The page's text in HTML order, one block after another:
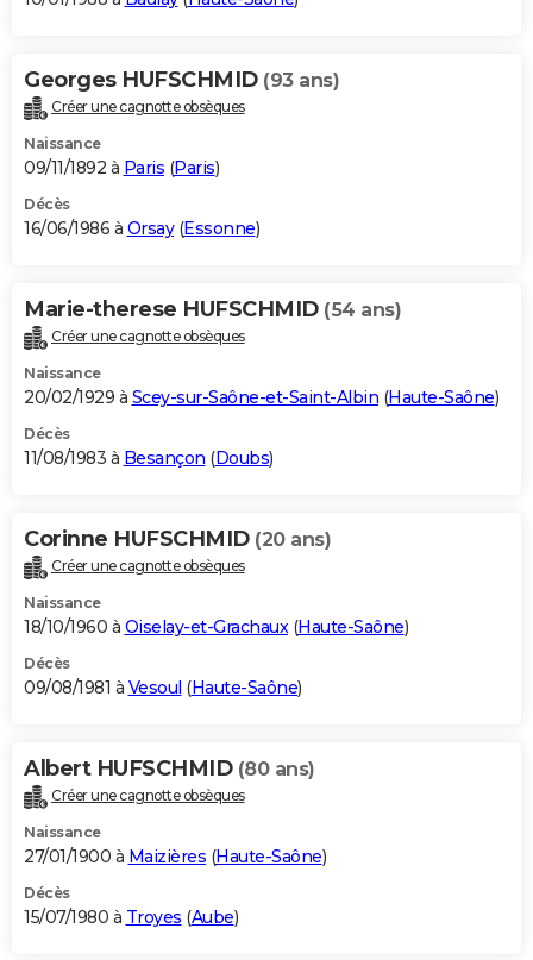
Georges HUFSCHMID (93 ans)
Créer une cagnotte obsèques
Naissance
09/11/1892 à Paris (Paris)
Décès
16/06/1986 à Orsay(Essonne)
Marie-therese HUFSCHMID (54 ans)
Créer une cagnotte obsèques
Naissance
20/02/1929 à Scey-sur-Saône-et-Saint-Albin (Haute-Saône)
Décès
11/08/1983 à Besançon (Doubs)
Corinne HUFSCHMID (20 ans)
Créer une cagnotte obsèques
Naissance
18/10/1960 à Oiselay-et-Grachaux(Haute-Saône)
Décès
09/08/1981 à Vesoul (Haute-Saône)
Albert HUFSCHMID (80 ans)
Créer une cagnotte obsèques
Naissance
27/01/1900 à Maizières (Haute-Saône)
Décès
15/07/1980 à Troyes (Aube)